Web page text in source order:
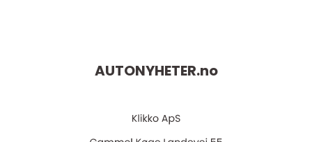
AUTONYHETER.no